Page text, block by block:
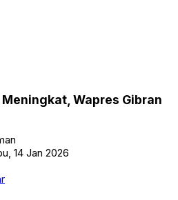
Meningkat, Wapres Gibran
14 Jan 2026